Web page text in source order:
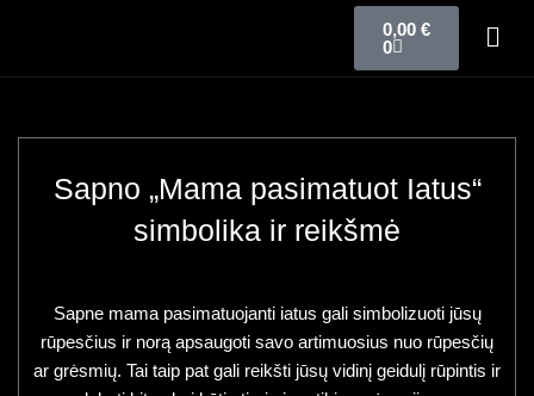
0,00 €
0
Sapno „Mama pasimatuot Iatus“
simbolika ir reikšmė
Sapne mama pasimatuojanti iatus gali simbolizuoti jūsų
rūpesčius ir norą apsaugoti savo artimuosius nuo rūpesčių
ar grėsmių. Tai taip pat gali reikšti jūsų vidinį geidulį rūpintis ir